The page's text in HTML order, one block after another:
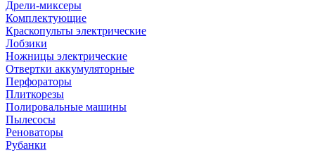
Дрели-миксеры
Комплектующие
Краскопульты электрические
Лобзики
Ножницы электрические
Отвертки аккумуляторные
Перфораторы
Плиткорезы
Полировальные машины
Пылесосы
Реноваторы
Рубанки